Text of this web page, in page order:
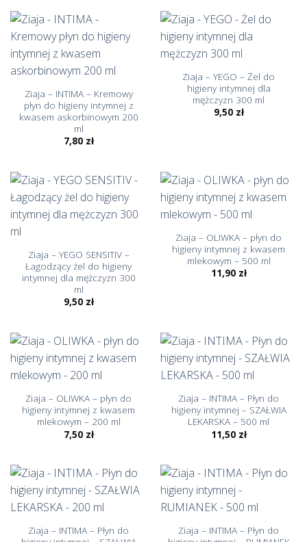
Ziaja – INTIMA – Kremowy
płyn do higieny intymnej z
kwasem askorbinowym 200
ml
7,80 zł
Ziaja – YEGO – Żel do
higieny intymnej dla
mężczyzn 300 ml
9,50 zł
Ziaja – YEGO SENSITIV –
Łagodzący żel do higieny
intymnej dla mężczyzn 300
ml
9,50 zł
Ziaja – OLIWKA – płyn do
higieny intymnej z kwasem
mlekowym – 500 ml
11,90 zł
Ziaja – OLIWKA – płyn do
higieny intymnej z kwasem
mlekowym – 200 ml
7,50 zł
Ziaja – INTIMA – Płyn do
higieny intymnej – SZAŁWIA
LEKARSKA – 500 ml
11,50 zł
Ziaja – INTIMA – Płyn do
Ziaja – INTIMA – Płyn do